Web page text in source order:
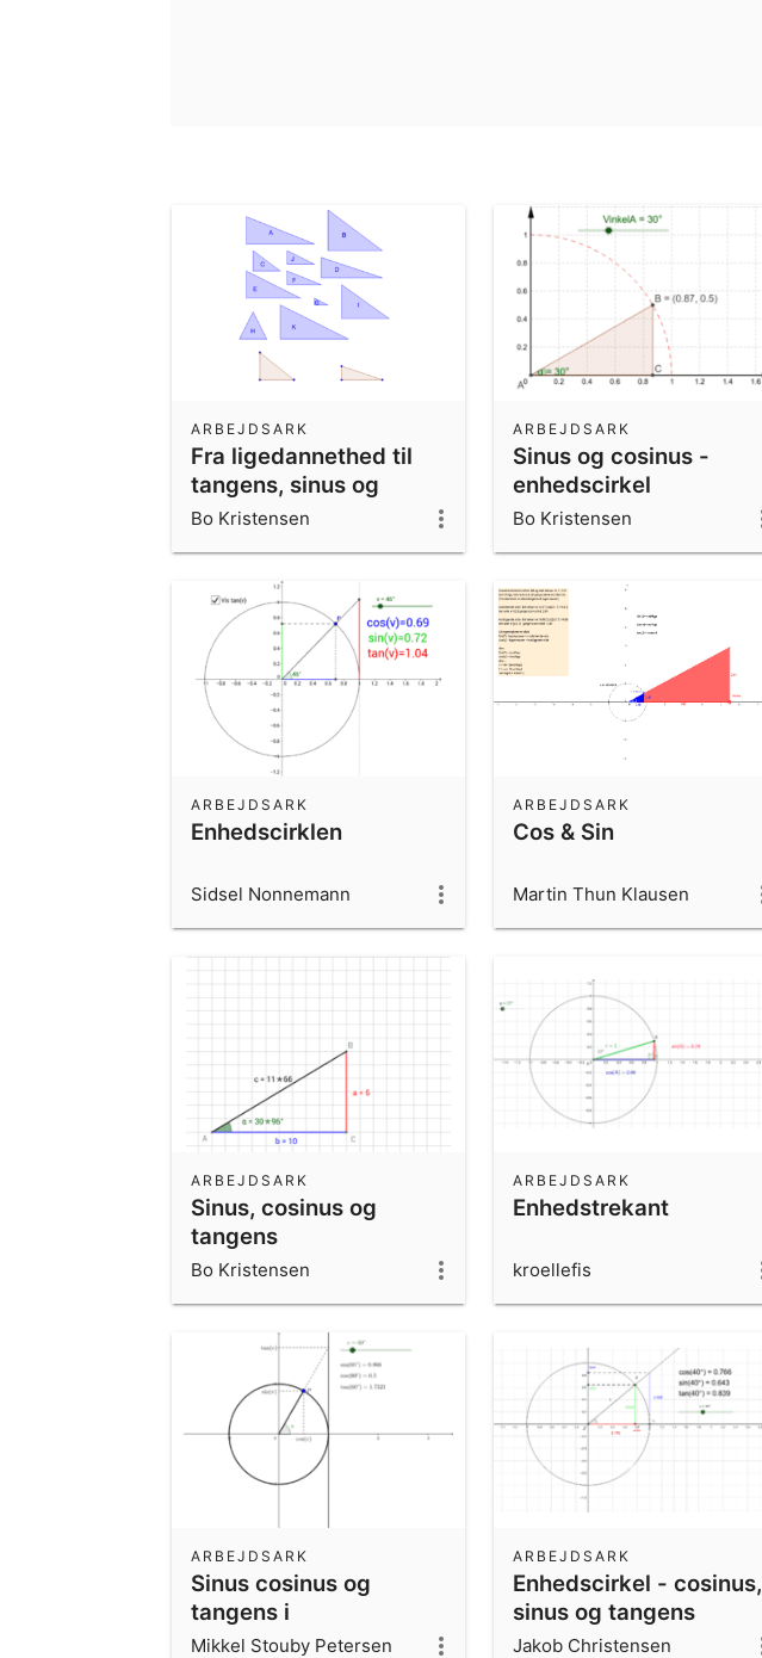
Fra ligedannethed til
tangens, sinus og
cosinus /kk9u
ARBEJDSARK
Bo Kristensen
Sinus og cosinus -
enhedscirkel
ARBEJDSARK
Bo Kristensen
Enhedscirklen
ARBEJDSARK
Sidsel Nonnemann
Cos & Sin
ARBEJDSARK
Martin Thun Klausen
Sinus, cosinus og
tangens
ARBEJDSARK
Bo Kristensen
Enhedstrekant
ARBEJDSARK
kroellefis
Sinus cosinus og
tangens i
enhedscirklen
ARBEJDSARK
Mikkel Stouby Petersen
Enhedscirkel - cosinus,
sinus og tangens
ARBEJDSARK
Jakob Christensen